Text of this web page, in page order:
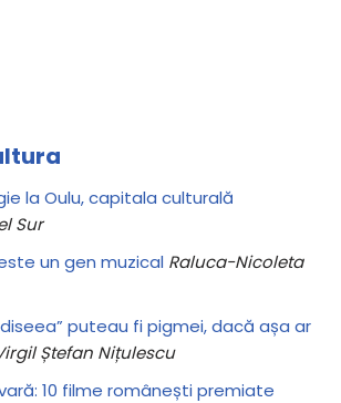
la Oulu, capitala culturală
Sur
un gen muzical Raluca-Nicoleta
puteau fi pigmei, dacă așa ar
Ștefan Nițulescu
10 filme românești premiate